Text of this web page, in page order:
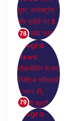
78
79